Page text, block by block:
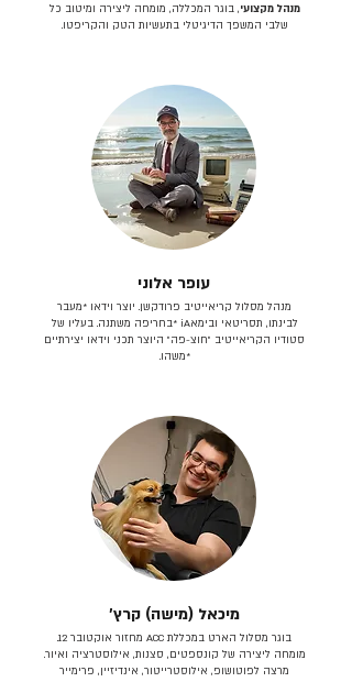
מנהל מקצועי, בוגר המכללה, מומחה ליצירה ומיטוב כל
שלבי המשפך הדיגיטלי בתעשיות הטק והקריפטו.
עופר אלוני
מנהל מסלול קריאייטיב פרודקשן. יוצר וידאו *מעבר
לבינתו, תסריטאי וב​ימאiA‎ *בחריפה משתנה. בעליו של
סטודיו הקריאייטיב ״חוצ-פה״ היוצר תכני וידאו יצירתיים
*משהו.
מיכאל (מישה) קרץ׳
בוגר מסלול הארט במכללת ACC מחזור אוקטובר 12.
מומחה ליצירה של קונספטים, סצנות, אילוסטרציה ואיור.
מרצה לפוטושופ, אילוסטרייטור, אינדיזיין, פרימייר